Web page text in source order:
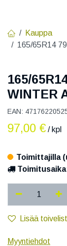
Kauppa
165/65R14
165/
WINTER
EAN:
97,00 € / kpl
Toimittajilla
Lisää
Myyntiehdot